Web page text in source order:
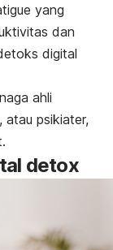
yang
dan
digital
ahli
atau psikiater,
detox